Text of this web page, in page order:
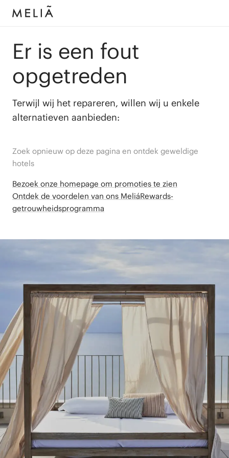
Er is een fout
opgetreden
Terwijl wij het repareren, willen wij u enkele
alternatieven aanbieden:
Zoek opnieuw op deze pagina en ontdek geweldige
hotels
Bezoek onze homepage om promoties te zien
Ontdek de voordelen van ons MeliáRewards-
getrouwheidsprogramma